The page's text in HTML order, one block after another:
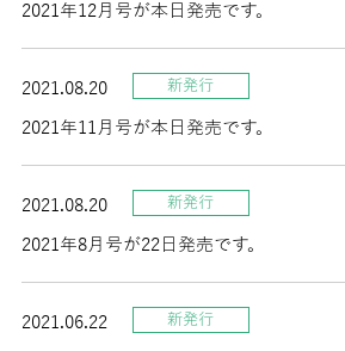
2021年12月号が本日発売です。
2021.08.20 新発行
2021年11月号が本日発売です。
2021.08.20 新発行
2021年8月号が22日発売です。
2021.06.22 新発行